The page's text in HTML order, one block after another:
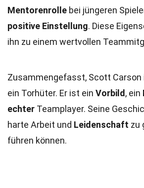
Mentorenrolle bei jüngeren
positive Einstellung. Diese
ihn zu einem wertvollen
Zusammengefasst, Scott Carson
ein Torhüter. Er ist ein Vorbild , ein
echter Teamplayer. Seine
harte Arbeit und Leidenschaft zu
führen können.